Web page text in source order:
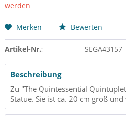
werden
Merken Bewerten
Artikel-Nr.: SEGA43157
Beschreibung
Zu "The Quintessential
Statue. Sie ist ca. 20 cm groß